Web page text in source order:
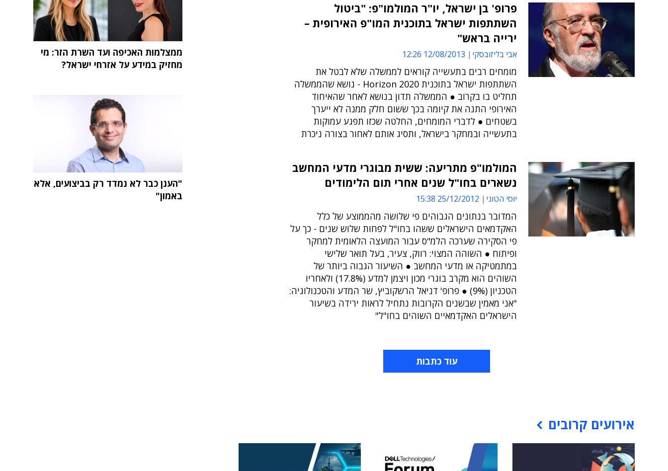
פרופ' בן ישראל, יו"ר המולמו"פ: "ביטול
השתתפות ישראל בתוכנית המו"פ האירופית –
ירייה בראש"
אבי בליזובסקי 12/08/2013 12:26
מומחים רבים בתעשייה קוראים לממשלה שלא לבטל את
השתתפות ישראל בתוכנית Horizon 2020 - נושא שהממשלה
תחליט בו בקרוב ● הממשלה תדון בנושא לאחר שהאיחוד
האירופי התנה את קיומה בכך ששום חלק ממנה לא ייערך
בשטחים ● לדברי המומחים, החלטה שכזו תפגע עמוקות
בתעשייה ובמחקר בישראל, ותסיג אותם לאחור בצורה ניכרת
המולמו"פ מתריעה: ששית מבוגרי מדעי המחשב
נשארים בחו"ל שנים אחרי תום הלימודים
יוסי הטוני 25/12/2012 15:38
המדובר בנתונים הגבוהים פי שלושה מהממוצע של כלל
האקדמאים הישראלים ששהו בחו"ל לפחות שלוש שנים - כך על
פי הסקירה שערכה הלמ"ס עבור המועצה הלאומית למחקר
ופיתוח ● השוהה המצוי: רווק, צעיר, בעל תואר שלישי
במתמטיקה או מדעי המחשב ● השיעור הגבוה ביותר של
השוהים הוא מקרב בוגרי מכון ויצמן למדע (17.8%) ולאחריו
הטכניון (9%) ● פרופ' דניאל הרשקוביץ, שר המדע והטכנולוגיה:
"אני מאמין שבשנים הקרובות נתחיל לראות ירידה בשיעור
הישראלים האקדמאיים השוהים בחו"ל"
עוד כתבות
אירועים קרובים
ממצלמות האכיפה ועד השרת הזר: מי
מחזיק במידע על אזרחי ישראל?
"הענן כבר לא נמדד רק בביצועים, אלא
באמון"